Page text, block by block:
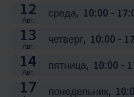
12
Авг. среда, 10:00 -
13
Авг. четверг, 10:00 -
14
Авг. пятница, 10:00 -
17 понедельник,